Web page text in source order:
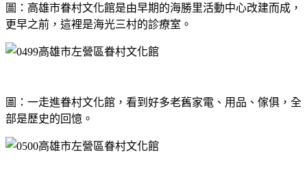
圖：高雄市眷村文化館是由早期的海勝里活動中心改建而成，
更早之前，這裡是海光三村的診療室。
圖：一走進眷村文化館，看到好多老舊家電、用品、傢俱，全
部是歷史的回憶。